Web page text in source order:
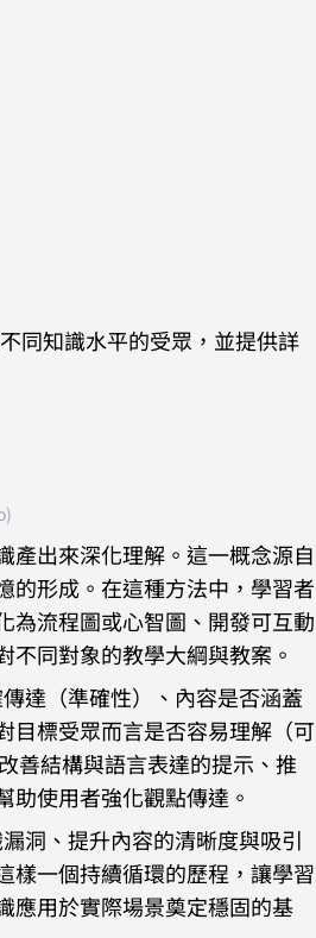
同知識水平的受眾，並提供詳
產出來深化理解。這一概念源自
的形成。在這種方法中，學習者
為流程圖或心智圖、開發可互動
同對象的教學大綱與教案。
達（準確性）、內容是否涵蓋
目標受眾而言是否容易理解（可
善結構與語言表達的提示、推
使用者強化觀點傳達。
洞、提升內容的清晰度與吸引
樣一個持續循環的歷程，讓學習
應用於實際場景奠定穩固的基